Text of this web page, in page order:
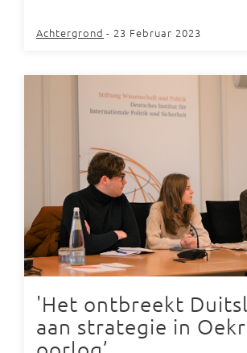
Achtergrond - 23 Februar 2023
'Het ontbreekt
aan strategie in